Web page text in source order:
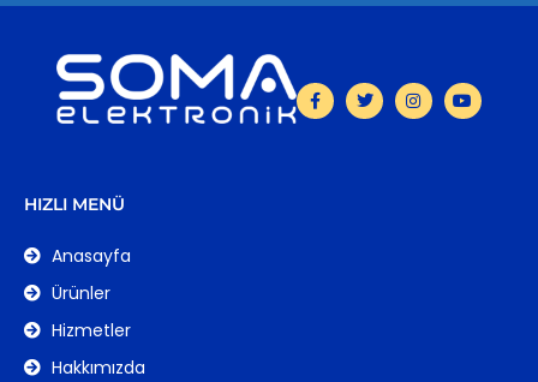
HIZLI MENÜ
Anasayfa
Ürünler
Hizmetler
Hakkımızda